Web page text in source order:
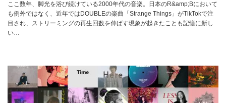
ここ数年、脚光を浴び続けている2000年代の音楽。日本のR&amp;Bにおいて
も例外ではなく、近年ではDOUBLEの楽曲「Strange Things」がTikTokで注
目され、ストリーミングの再生回数を伸ばす現象が起きたことも記憶に新し
い…